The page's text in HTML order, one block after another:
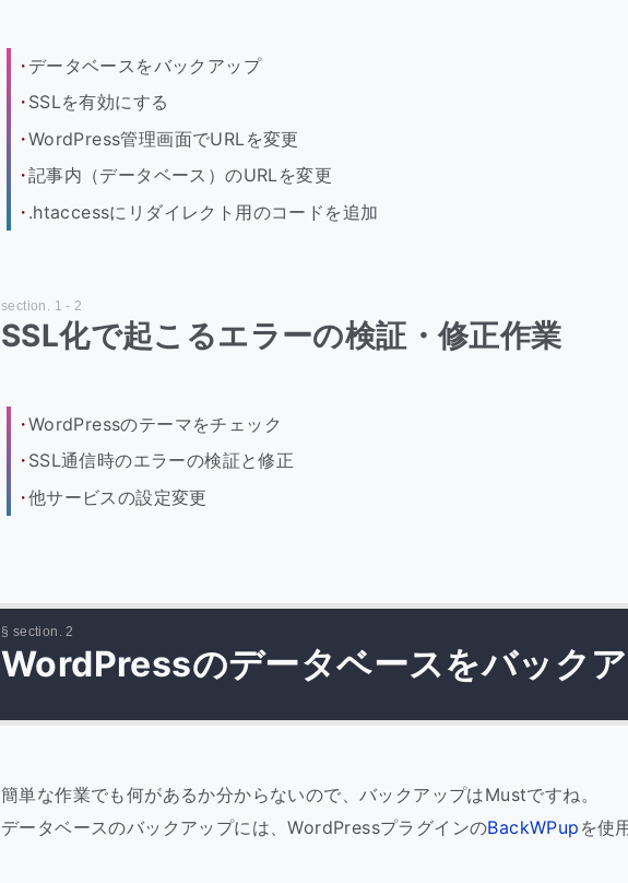
データベースをバックアップ
SSLを有効にする
WordPress管理画面でURLを変更
記事内（データベース）のURLを変更
.htaccessにリダイレクト用のコードを追加
SSL化で起こるエラーの検証・修正作業
WordPressのテーマをチェック
SSL通信時のエラーの検証と修正
他サービスの設定変更
WordPressのデータベースをバック
簡単な作業でも何があるか分からないので、バックアップはMustですね。
データベースのバックアップには、WordPressプラグインのBackWPup を使